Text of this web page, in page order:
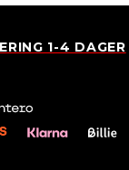
1-4 DAGER